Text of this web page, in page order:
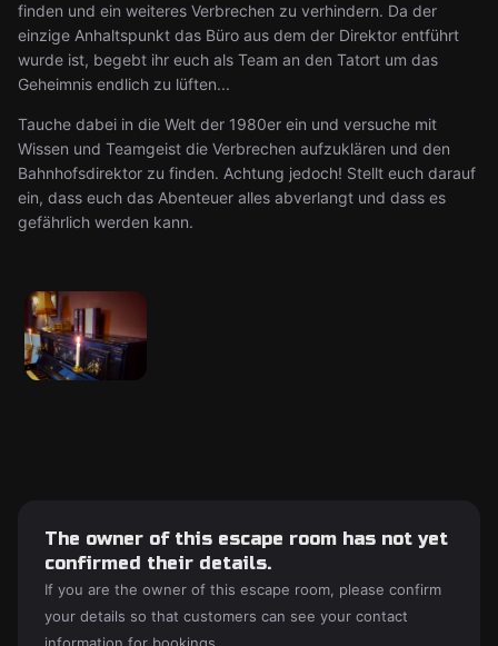
finden und ein weiteres Verbrechen zu verhindern. Da der
einzige Anhaltspunkt das Büro aus dem der Direktor entführt
wurde ist, begebt ihr euch als Team an den Tatort um das
Geheimnis endlich zu lüften...
Tauche dabei in die Welt der 1980er ein und versuche mit
Wissen und Teamgeist die Verbrechen aufzuklären und den
Bahnhofsdirektor zu finden. Achtung jedoch! Stellt euch darauf
ein, dass euch das Abenteuer alles abverlangt und dass es
gefährlich werden kann.
The owner of this escape room has not yet
confirmed their details.
If you are the owner of this escape room, please confirm
your details so that customers can see your contact